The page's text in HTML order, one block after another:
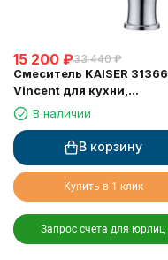
15 200 ₽33 440 ₽
Смеситель KAISER 31366
Vincent для кухни,
сенсорное управление,
вытяжная лейка, Sensor
В наличии
В корзину
Купить в 1 клик
Запрос счета для юрлиц